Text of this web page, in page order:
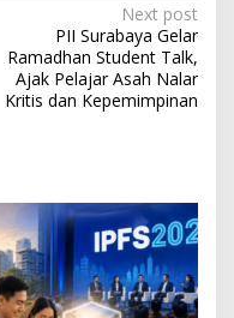
Next post
PII Surabaya Gelar
Ramadhan Student Talk,
Ajak Pelajar Asah Nalar
Kritis dan Kepemimpinan